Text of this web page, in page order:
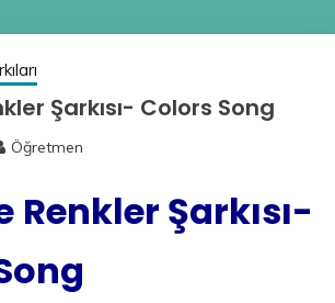
Şarkısı- Colors Song
Öğretmen
Renkler Şarkısı-